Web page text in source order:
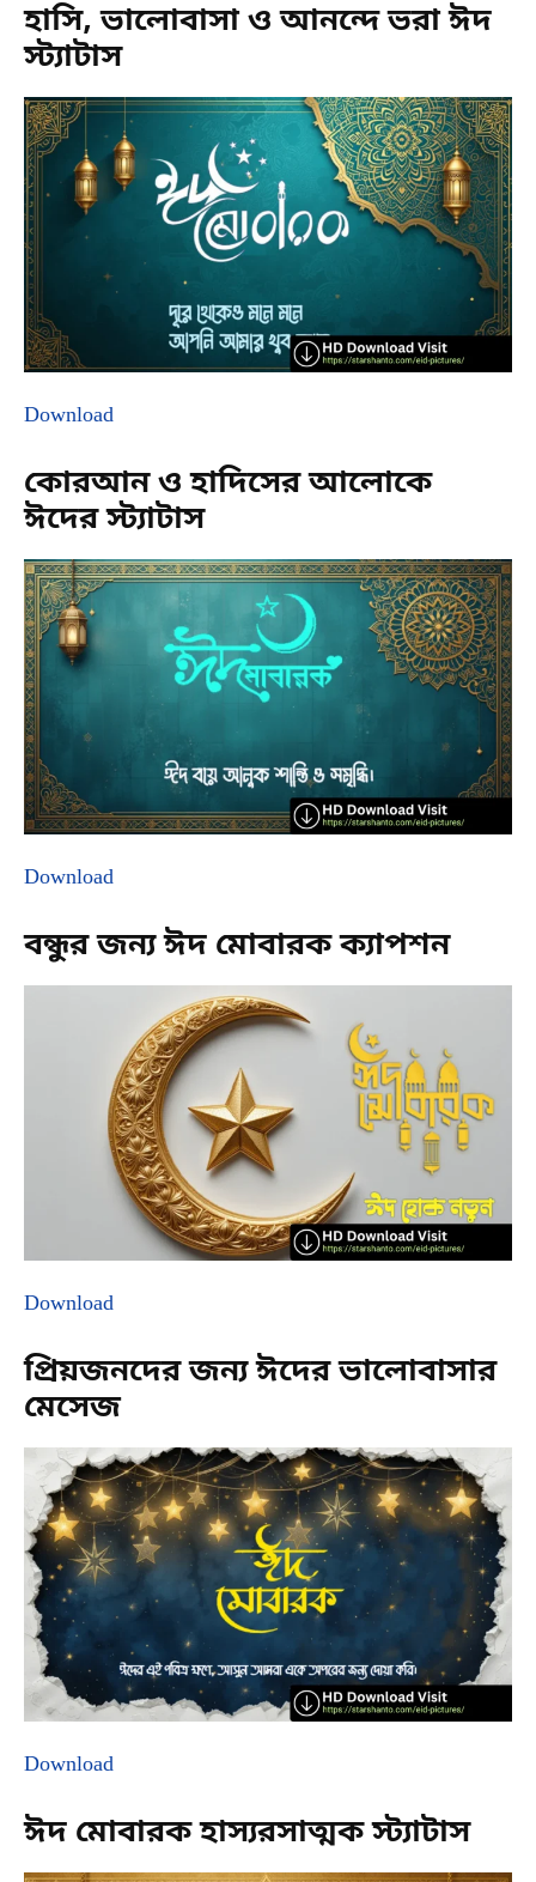
হাসি, ভালোবাসা ও আনন্দে ভরা ঈদ
স্ট্যাটাস
Download
কোরআন ও হাদিসের আলোকে
ঈদের স্ট্যাটাস
Download
বন্ধুর জন্য ঈদ মোবারক ক্যাপশন
Download
প্রিয়জনদের জন্য ঈদের ভালোবাসার
মেসেজ
Download
ঈদ মোবারক হাস্যরসাত্মক স্ট্যাটাস